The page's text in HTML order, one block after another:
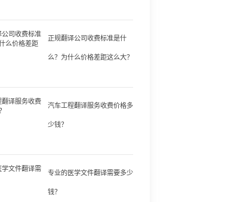
正规翻译公司收费标准是什
么？为什么价格差距这么大？
汽车工程翻译服务收费价格多
少钱？
专业的医学文件翻译需要多少
钱？